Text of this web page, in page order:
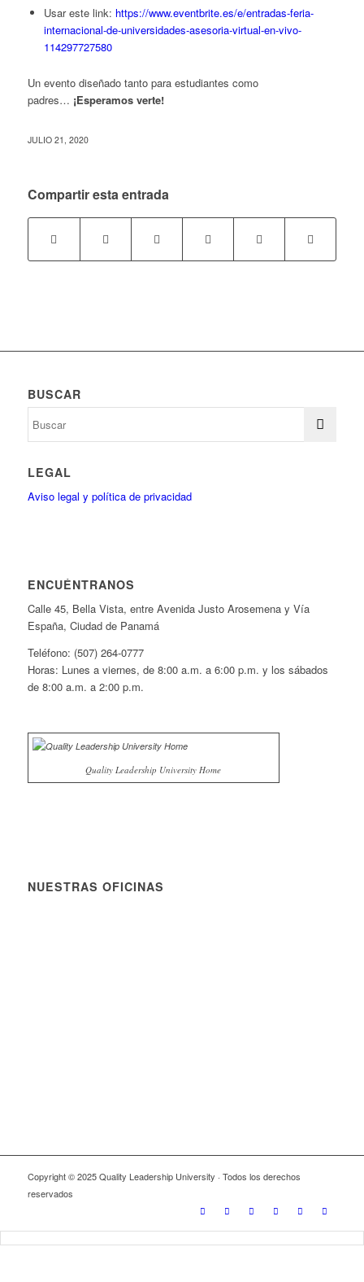
Usar este link: https://www.eventbrite.es/e/entradas-feria-
internacional-de-universidades-asesoria-virtual-en-vivo-
114297727580
Un evento diseñado tanto para estudiantes como
padres… ¡Esperamos verte!
JULIO 21, 2020
Compartir esta entrada
BUSCAR
LEGAL
Aviso legal y política de privacidad
ENCUÉNTRANOS
Calle 45, Bella Vista, entre Avenida Justo Arosemena y Vía
España, Ciudad de Panamá
Teléfono: (507) 264-0777
Horas: Lunes a viernes, de 8:00 a.m. a 6:00 p.m. y los sábados
de 8:00 a.m. a 2:00 p.m.
Quality Leadership University Home
NUESTRAS OFICINAS
Copyright © 2025 Quality Leadership University · Todos los derechos
reservados